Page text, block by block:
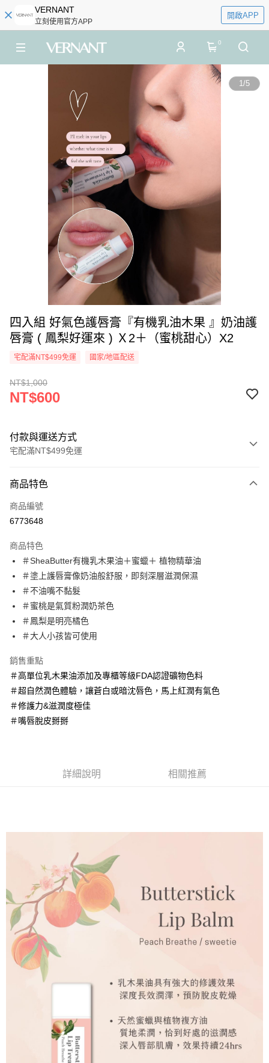
VERNANT
立刻使用官方APP
開啟APP
0
1/5
四入組 好氣色護唇膏『有機乳油木果 』奶油護
唇膏 ( 鳳梨好運來 ) Ｘ2＋（蜜桃甜心）X2
宅配滿NT$499免運 國家/地區配送
NT$1,000
NT$600
付款與運送方式
宅配滿NT$499免運
信用卡一次付款
超商取貨付款
Apple Pay
街口支付
悠遊付
Google Pay
相關說明
【關於「AFTEE先享後付」】
AFTEE先享後付是「在收到商品之後才付款」的支付方式。 讓您購物簡單
便利好安心！
１．簡單：不需註冊會員、不需綁卡、不需儲值。
２．便利：只要手機號碼，簡訊認證，即可結帳。
結帳頁面，進行簡訊認證並確認金額後，即可完成結帳。
是否繳費成功／繳費後需取消欲退款等相關疑問，請聯繫「AFTEE先享後付
客戶支援中心」https://netprotections.freshdesk.com/support/home
【注意事項】
１．透過由恩沛科技股份有限公司提供之「AFTEE先享後付」服務完成之交
易，需依本服務之必要範圍內提供個人資料，並將交易相關給付款項請求債
權轉讓予恩沛科技股份有限公司。
２．關於個人資料處理事宜，請瀏覽以下網址：
https://aftee.tw/terms/#terms3
３．未成年的使用者請事先徵得法定代理人或監護人之同意方可使用
「AFTEE先享後付」，若未經同意申辦者引起之損失，本公司不負相關責
４．使用「AFTEE先享後付」時，將依據個別帳號之用戶狀況，依本公司即
時審查核予不同之上限額度；若仍有額度不足之情形，本公司將視審查結果
５．嚴禁一人註冊多個帳號或使用他人資訊註冊。若發現惡意使用之情形，
恩沛科技股份有限公司將有權停止該用戶之使用額度並採取法律行動。
每筆NT$100，滿NT$600(含以上)免運費
海外配送 查看運費
商品特色
商品編號
6773648
商品特色
＃SheaButter有機乳木果油＋蜜蠟＋ 植物精華油
＃塗上護唇膏像奶油般舒服，即刻深層滋潤保濕
＃不油嘴不黏髮
＃蜜桃是氣質粉潤奶茶色
＃鳳梨是明亮橘色
＃大人小孩皆可使用
銷售重點
＃高單位乳木果油添加及專櫃等級FDA認證礦物色料
＃超自然潤色體驗，讓蒼白或暗沈唇色，馬上紅潤有氣色
＃修護力&滋潤度極佳
＃嘴唇脫皮掰掰
詳細說明 相關推薦